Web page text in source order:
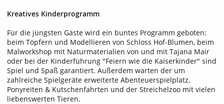
Kreatives Kinderprogramm
Für die jüngsten Gäste wird ein buntes Programm geboten:
beim Töpfern und Modellieren von Schloss Hof-Blumen, beim
Malworkshop mit Naturmaterialien von und mit Tajana Mair
oder bei der Kinderführung "Feiern wie die Kaiserkinder" sind
Spiel und Spaß garantiert. Außerdem warten der um
zahlreiche Spielgeräte erweiterte Abenteuerspielplatz,
Ponyreiten & Kutschenfahrten und der Streichelzoo mit vielen
liebenswerten Tieren.